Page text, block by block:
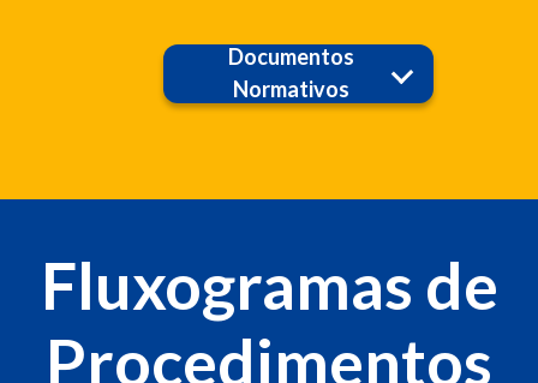
Documentos
Normativos
Fluxogramas de
Procedimentos